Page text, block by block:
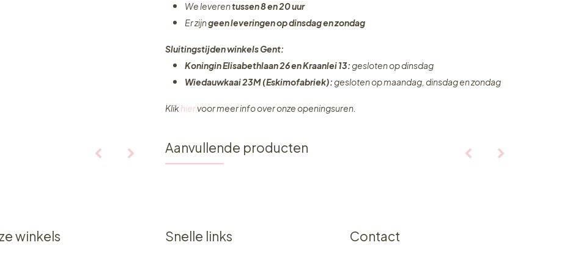
We leverentussen 8 en 20 uur
Er zijngeen leveringenop dinsdag en zondag
Sluitingstijden winkels Gent:
Koningin Elisabethlaan 26 en Kraanlei 13:gesloten op dinsdag
Wiedauwkaai 23M (Eskimofabriek):gesloten op maandag, dinsdag en zondag
Klikhiervoor meer info over onze openingsuren.
Aanvullende producten
winkels Snelle links Contact